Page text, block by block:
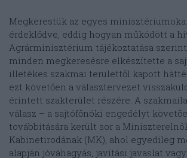
Megkerestük az egyes
érdeklődve, eddig hogyan működött a
Agrárminisztérium tájékoztatása szerint
minden megkeresésre elkészítette a
illetékes szakmai területtől kapott
ezt követően a választervezet
érintett szakterület részére. A
válasz – a sajtófőnöki engedélyt
továbbítására került sor a
Kabinetirodának (MK), ahol egyedileg
alapján jóváhagyás, javítási javaslat